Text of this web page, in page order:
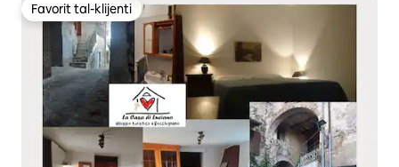
Favorit tal-klijenti
Favorit tal-klijenti